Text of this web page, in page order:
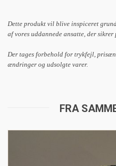
Dette produkt vil blive inspiceret
af vores uddannede ansatte, der sikrer
Der tages forbehold for trykfejl,
ændringer og udsolgte varer.
FRA